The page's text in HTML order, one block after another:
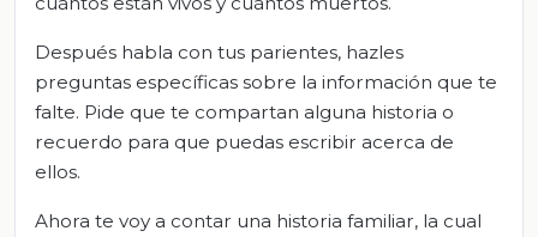
Después habla con tus parientes, hazles
preguntas específicas sobre la información que te
falte. Pide que te compartan alguna historia o
recuerdo para que puedas escribir acerca de
ellos.
Ahora te voy a contar una historia familiar, la cual